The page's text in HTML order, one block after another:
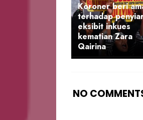
Koroner beri
terhadap
eksibit inkues
kematian Zara
Qairina
NO